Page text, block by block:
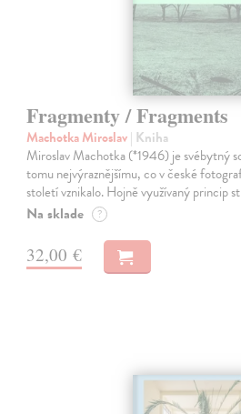
Fragmenty / Fragments
Machotka Miroslav| Kniha
Miroslav Machotka (*1946) je svébytný
tomu nejvýraznějšímu, co v české
století vznikalo. Hojně využívaný princip
Na sklade ?
32,00 €